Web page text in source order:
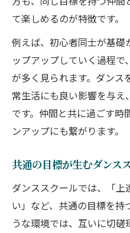
て楽しめるのが特徴です。
例えば、初心者同士が基
ップアップしていく過程
が多く見られます。ダンス
常生活にも良い影響を与
です。仲間と共に過ごす時
ンアップにも繋がります。
共通の目標が生むダンス
ダンススクールでは、「
い」など、共通の目標を持
うな環境では、互いに切